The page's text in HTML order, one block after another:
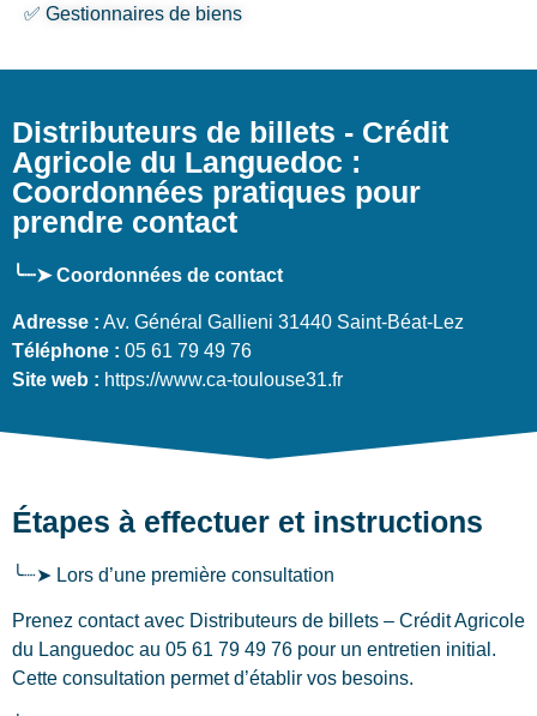
✅ Gestionnaires de biens
Distributeurs de billets - Crédit
Agricole du Languedoc :
Coordonnées pratiques pour
prendre contact
╰┈➤ Coordonnées de contact
Adresse : Av. Général Gallieni 31440 Saint-Béat-Lez
Téléphone : 05 61 79 49 76
Site web : https://www.ca-toulouse31.fr
Étapes à effectuer et instructions
╰┈➤ Lors d’une première consultation
Prenez contact avec Distributeurs de billets – Crédit Agricole
du Languedoc au 05 61 79 49 76 pour un entretien initial.
Cette consultation permet d’établir vos besoins.